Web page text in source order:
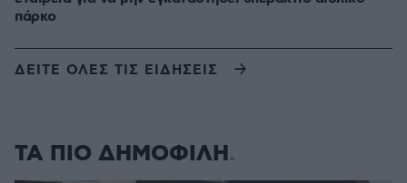
πάρκο
ΔΕΙΤΕ ΟΛΕΣ ΤΙΣ ΕΙΔΗΣΕΙΣ
ΤΑ ΠΙΟ ΔΗΜΟΦΙΛΗ